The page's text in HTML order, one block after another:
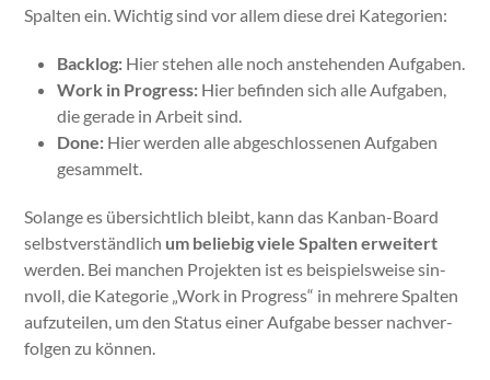
Spal­ten ein. Wichtig sind vor allem diese drei Kat­e­gorien:
Back­log: Hier ste­hen alle noch anste­hen­den Auf­gaben.
Work in Progress: Hier befind­en sich alle Auf­gaben,
die ger­ade in Arbeit sind.
Done: Hier wer­den alle abgeschlosse­nen Auf­gaben
gesam­melt.
Solange es über­sichtlich bleibt, kann das Kan­ban-Board
selb­stver­ständlich um beliebig viele Spal­ten erweit­ert
wer­den. Bei manchen Pro­jek­ten ist es beispiel­sweise sin­
nvoll, die Kat­e­gorie „Work in Progress“ in mehrere Spal­ten
aufzuteilen, um den Sta­tus ein­er Auf­gabe bess­er nachver­
fol­gen zu kön­nen.